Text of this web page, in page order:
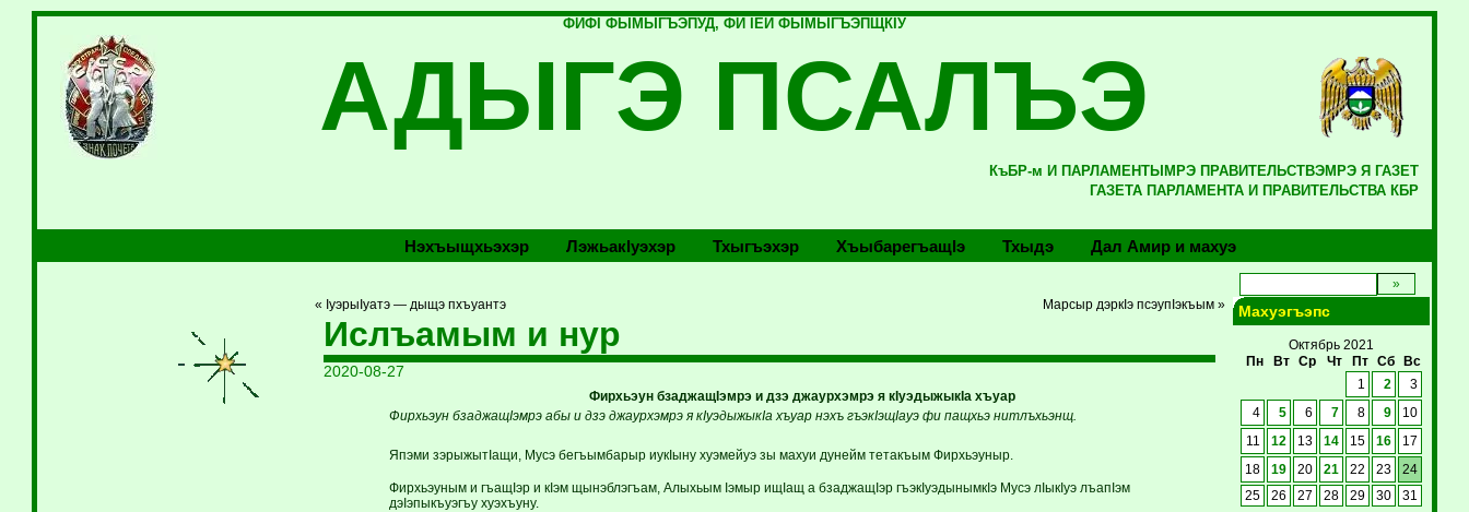
ФИФI ФЫМЫГЪЭПУД, ФИ IЕЙ ФЫМЫГЪЭПЩКIУ
АДЫГЭ ПСАЛЪЭ
КъБР-м И ПАРЛАМЕНТЫМРЭ ПРАВИТЕЛЬСТВЭМРЭ Я ГАЗЕТ
ГАЗЕТА ПАРЛАМЕНТА И ПРАВИТЕЛЬСТВА КБР
Нэхъыщхьэхэр Лэжьакlуэхэр Тхыгъэхэр Хъыбарегъащlэ Тхыдэ Дал Амир и махуэ
« IуэрыIуатэ — дыщэ пхъуантэ Марсыр дэркIэ псэупIэкъым »
Ислъамым и нур
2020-08-27
Фирхьэун бзаджащIэмрэ и дзэджаурхэмрэ я кIуэдыжыкIа хъуар
Фирхьэун бзаджащIэмрэ абы и дзэ джаурхэмрэ я кIуэдыжыкIа хъуар нэхъ гъэкIэщIауэ фи пащхьэ нитлъхьэнщ.
Япэми зэрыжытIащи, Мусэ бегъымбарыр иукIыну хуэмейуэ зы махуи дунейм тетакъым Фирхьэуныр.
Фирхьэуным и гъащIэр и кIэм щынэблэгъам, Алыхьым Iэмыр ищIащ а бзаджащIэр гъэкIуэдынымкIэ Мусэ лIыкIуэ лъапIэм
дэIэпыкъуэгъу хуэхъуну.
Махуэгъэпс
Октябрь 2021
Пн
Вт Ср Чт Пт Сб Вс
1 2 3
4 5 6 7 8 9 10
11 12 13 14 15 16 17
18 19 20 21 22 23
24
25
26 27 28 29 30 31